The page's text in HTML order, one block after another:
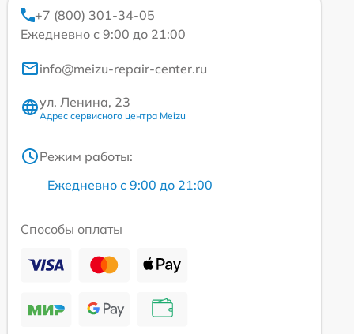
+7 (800) 301-34-05
Ежедневно с 9:00 до 21:00
info@meizu-repair-center.ru
ул. Ленина, 23
Адрес сервисного центра Meizu
Режим работы:
Ежедневно с 9:00 до 21:00
Способы оплаты